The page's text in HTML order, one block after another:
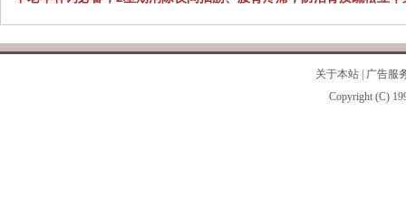
关于本站
广告服
Copyright (C)